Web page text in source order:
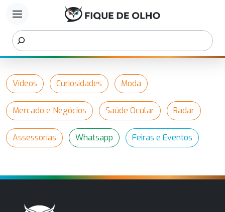
menu
Vídeos Curiosidades Moda
Mercado e Negócios Saúde Ocular Radar
Assessorias Whatsapp Feiras e Eventos